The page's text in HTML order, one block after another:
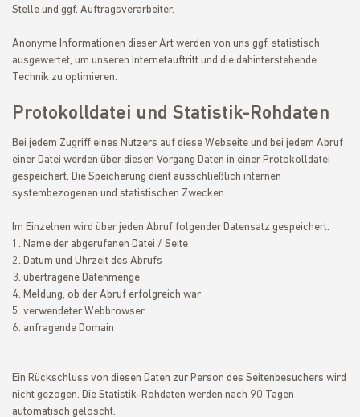
Stelle und ggf. Auftragsverarbeiter.
Anonyme Informationen dieser Art werden von uns ggf. statistisch
ausgewertet, um unseren Internetauftritt und die dahinterstehende
Technik zu optimieren.
Protokolldatei und Statistik-Rohdaten
Bei jedem Zugriff eines Nutzers auf diese Webseite und bei jedem Abruf
einer Datei werden über diesen Vorgang Daten in einer Protokolldatei
gespeichert. Die Speicherung dient ausschließlich internen
systembezogenen und statistischen Zwecken.
Im Einzelnen wird über jeden Abruf folgender Datensatz gespeichert:
Name der abgerufenen Datei / Seite
Datum und Uhrzeit des Abrufs
übertragene Datenmenge
Meldung, ob der Abruf erfolgreich war
verwendeter Webbrowser
anfragende Domain
Ein Rückschluss von diesen Daten zur Person des Seitenbesuchers wird
nicht gezogen. Die Statistik-Rohdaten werden nach 90 Tagen
automatisch gelöscht.